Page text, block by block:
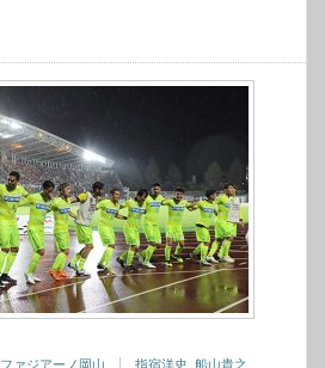
ファジアーノ岡山 指宿洋史 船山貴之